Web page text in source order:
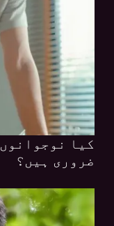
کیا
ضروری ہیں؟